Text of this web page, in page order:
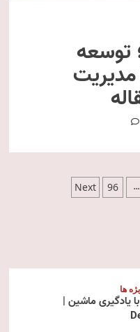
توسعه
مدیریت
…
96
Next
ها
یادگیری ماشین |